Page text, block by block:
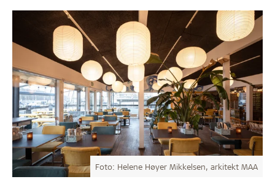
Foto: Helene Høyer Mikkelsen, arkitekt MAA